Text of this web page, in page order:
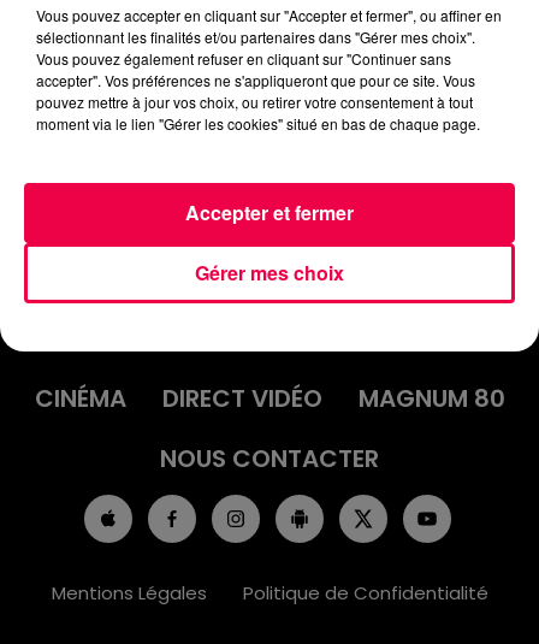
podcasts/2024/02/djmag130224.mp3
INFOS
EMISSIONS
CINÉMA
DIRECT VIDÉO
MAGNUM 80
NOUS CONTACTER
Mentions Légales Politique de Confidentialité
Vous pouvez accepter en cliquant sur "Accepter et fermer", ou affiner en
sélectionnant les finalités et/ou partenaires dans "Gérer mes choix".
Vous pouvez également refuser en cliquant sur "Continuer sans
accepter". Vos préférences ne s'appliqueront que pour ce site. Vous
pouvez mettre à jour vos choix, ou retirer votre consentement à tout
moment via le lien "Gérer les cookies" situé en bas de chaque page.
Gérer mes choix
Accepter et fermer